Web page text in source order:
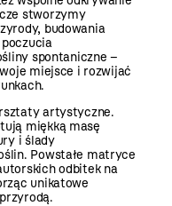
stworzymy
budowania
spontaniczne –
miejsce i rozwijać
artystyczne.
miękką masę
i ślady
Powstałe matryce
odbitek na
unikatowe